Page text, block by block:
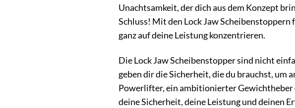
Unachtsamkeit, der dich aus dem Konzept
Schluss! Mit den Lock Jaw
ganz auf deine Leistung konzentrieren.
Die Lock Jaw Scheibenstopper sind nicht
geben dir die Sicherheit, die du brauchst, um
Powerlifter, ein ambitionierter Gewichtheber
deine Sicherheit, deine Leistung und deinen